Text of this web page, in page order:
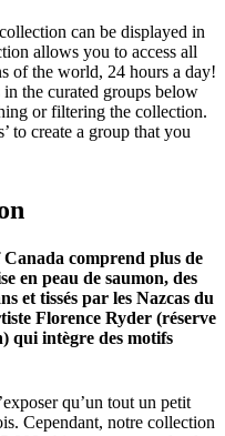
can be displayed in
allows you to access all
of the world, 24 hours a day!
the curated groups below
or filtering the collection.
to create a group that you
comprend plus de
en peau de saumon, des
et tissés par les Nazcas du
Florence Ryder (réserve
qui intègre des motifs
qu’un tout un petit
Cependant, notre collection